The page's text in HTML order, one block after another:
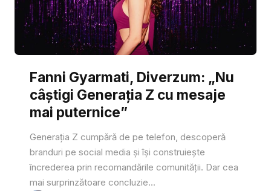
Fanni Gyarmati, Diverzum: „Nu
câștigi Generația Z cu mesaje
mai puternice”
Generația Z cumpără de pe telefon, descoperă
branduri pe social media și își construiește
încrederea prin recomandările comunității. Dar cea
mai surprinzătoare concluzie...